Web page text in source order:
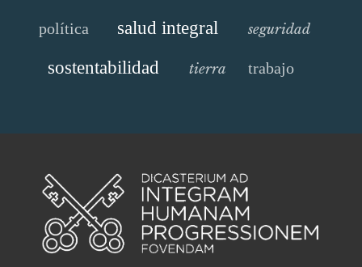
política salud integral seguridad
sostentabilidad tierra trabajo